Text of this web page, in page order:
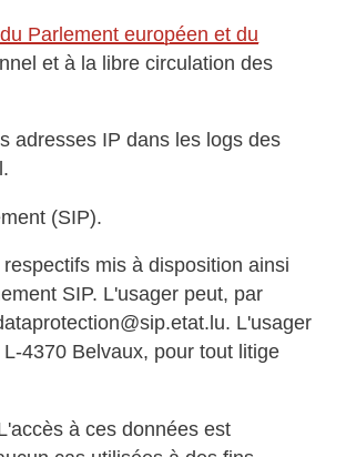
Parlement européen et du
et à la libre circulation des
adresses IP dans les logs des
(SIP).
mis à disposition ainsi
SIP. L'usager peut, par
L'usager
4370 Belvaux, pour tout litige
à ces données est